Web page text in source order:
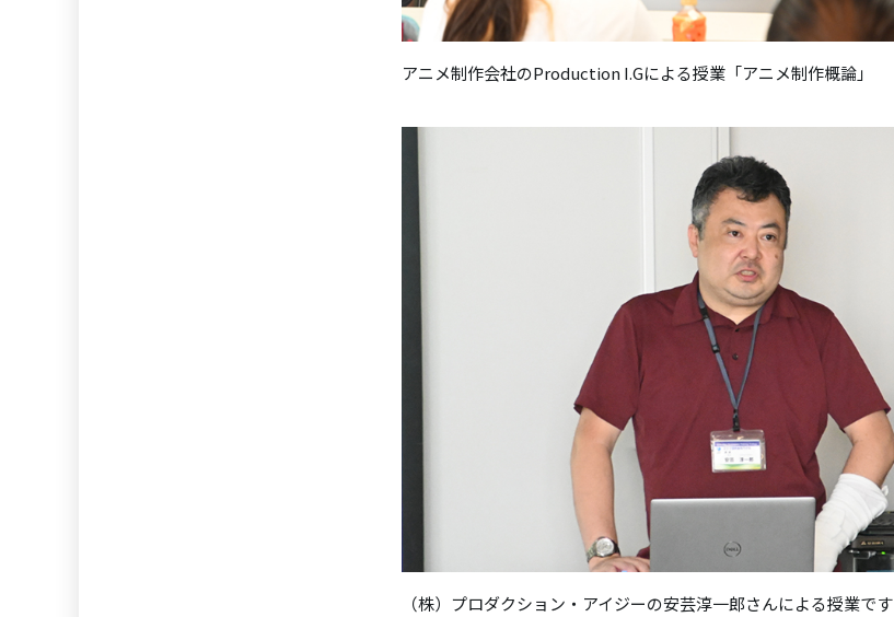
アニメ制作会社のProduction I.Gによる授業「アニメ制作概論」
（株）プロダクション・アイジーの安芸淳一郎さんによる授業です